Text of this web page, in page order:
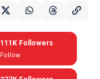
111K Followers
Follow